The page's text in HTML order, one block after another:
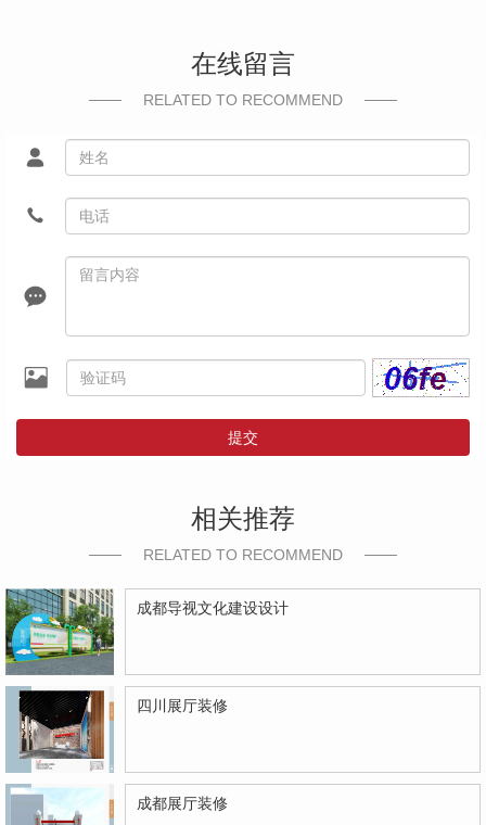
在线留言
RELATED TO RECOMMEND
提交
相关推荐
RELATED TO RECOMMEND
成都导视文化建设设计
四川展厅装修
成都展厅装修